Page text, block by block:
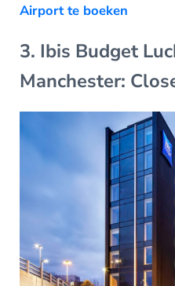
Airport te boeken
3. Ibis Budget
Manchester: